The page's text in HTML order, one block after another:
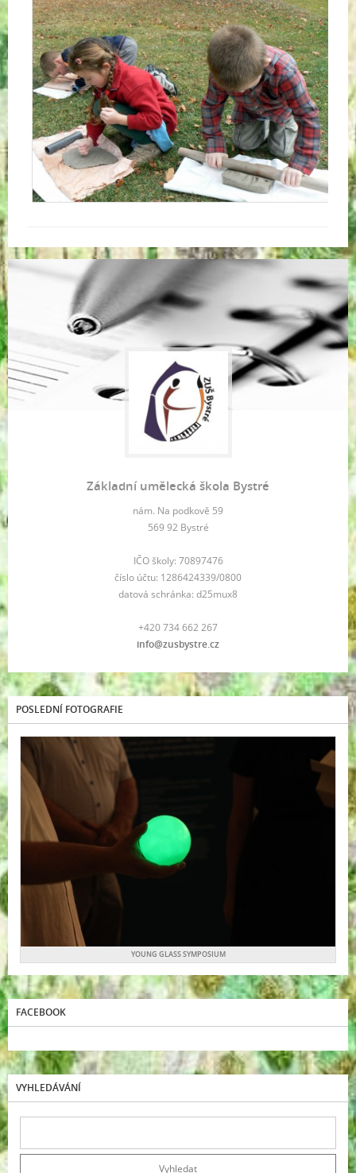
Základní umělecká škola Bystré
nám. Na podkově 59
569 92 Bystré
IČO školy: 70897476
číslo účtu: 1286424339/0800
datová schránka: d25mux8
+420 734 662 267
info@zusbystre.cz
POSLEDNÍ FOTOGRAFIE
YOUNG GLASS SYMPOSIUM
FACEBOOK
VYHLEDÁVÁNÍ